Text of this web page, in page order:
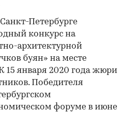
Петербурге
конкурс на
архитектурной
буян» на месте
15 января 2020 года жюри
Победителя
форуме в июне